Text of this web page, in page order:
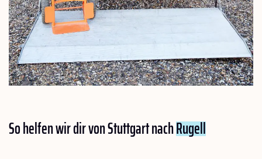
So helfen wir dir von Stuttgart nachRugell